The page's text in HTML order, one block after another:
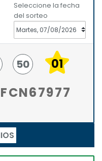
Seleccione la fecha
del sorteo
50
01
FCN67977